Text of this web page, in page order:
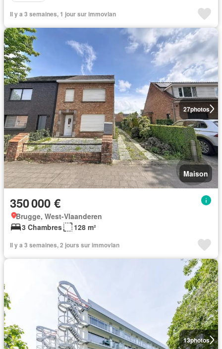
Il y a 3 semaines, 1 jour sur immovlan
27photos
Maison
350 000 €
Brugge, West-Vlaanderen
3 Chambres
128 m²
Il y a 3 semaines, 2 jours sur immovlan
13photos